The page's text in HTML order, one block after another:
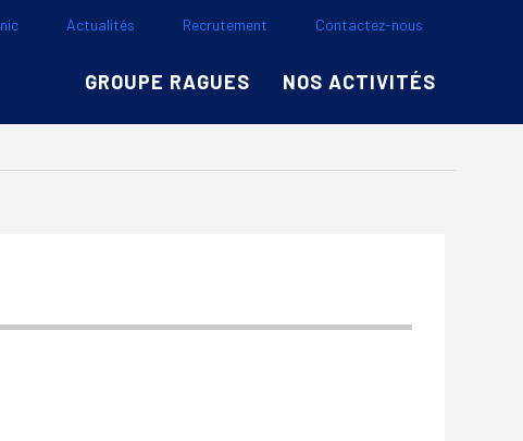
Actualités Recrutement Contactez-nous
GROUPE RAGUES NOS ACTIVITÉS